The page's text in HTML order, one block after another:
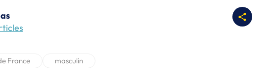
France masculin